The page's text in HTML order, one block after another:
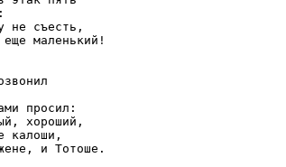
не съесть,
маленький!
просил:
хороший,
калоши,
и Тотоше.